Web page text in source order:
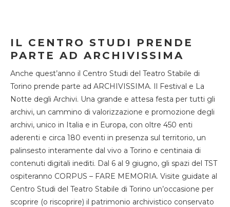
IL CENTRO STUDI PRENDE
PARTE AD ARCHIVISSIMA
Anche quest’anno il Centro Studi del Teatro Stabile di
Torino prende parte ad ARCHIVISSIMA. Il Festival e La
Notte degli Archivi. Una grande e attesa festa per tutti gli
archivi, un cammino di valorizzazione e promozione degli
archivi, unico in Italia e in Europa, con oltre 450 enti
aderenti e circa 180 eventi in presenza sul territorio, un
palinsesto interamente dal vivo a Torino e centinaia di
contenuti digitali inediti. Dal 6 al 9 giugno, gli spazi del TST
ospiteranno CORPUS – FARE MEMORIA. Visite guidate al
Centro Studi del Teatro Stabile di Torino un’occasione per
scoprire (o riscoprire) il patrimonio archivistico conservato